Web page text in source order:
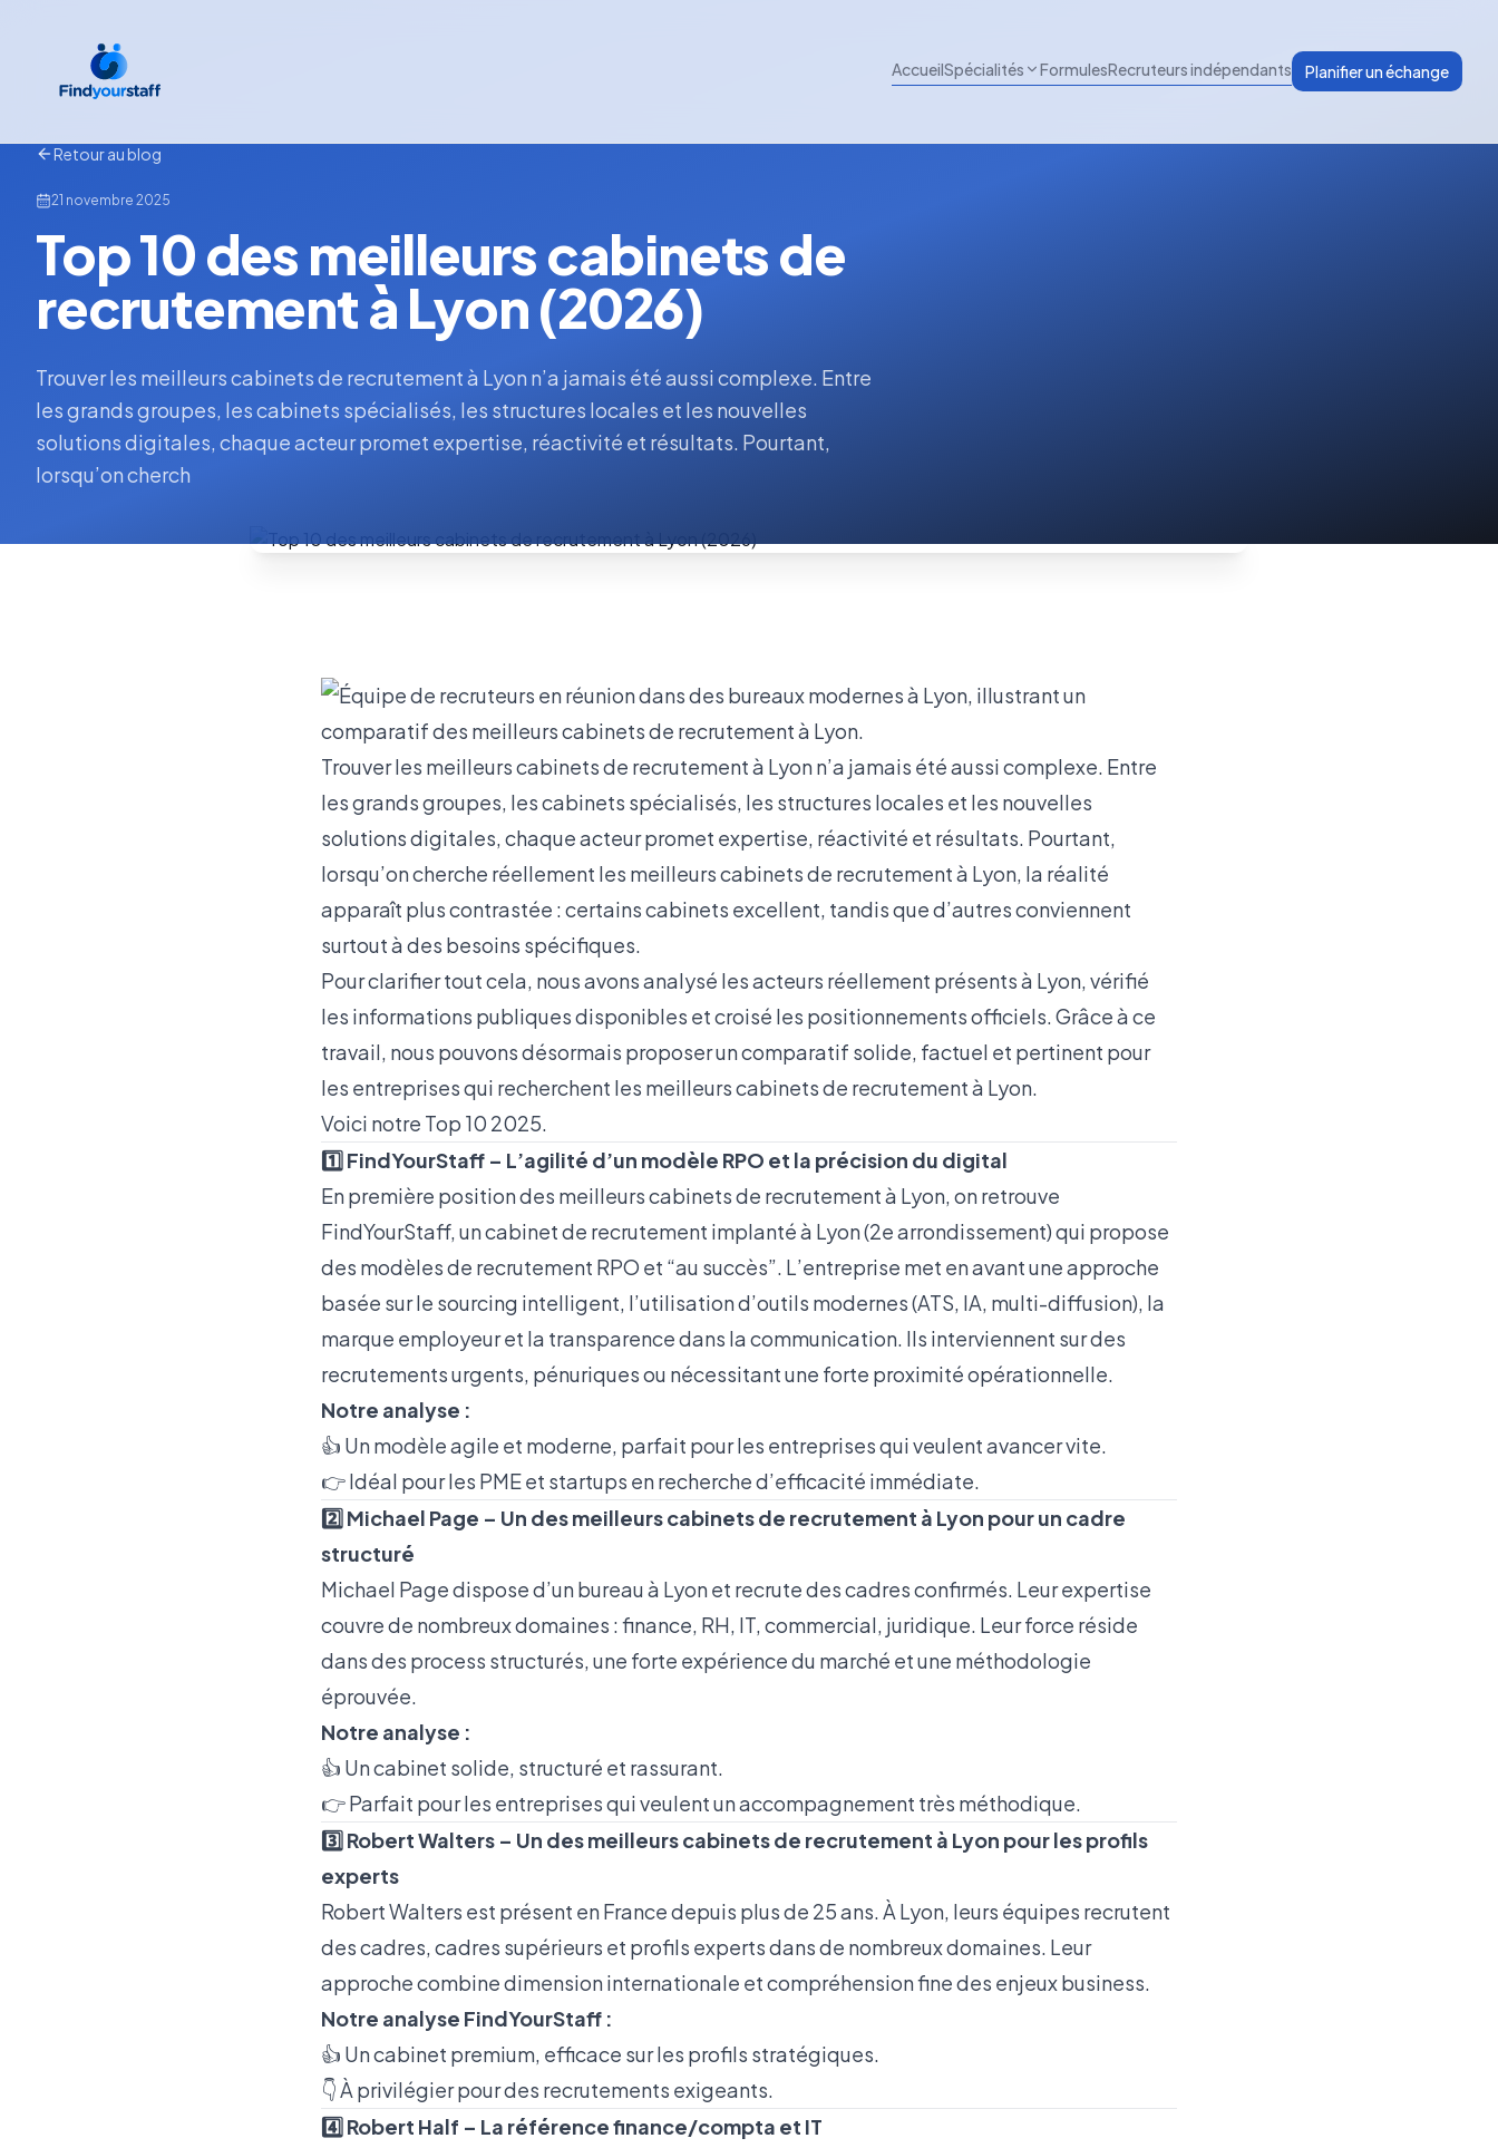
AccueilSpécialités FormulesRecruteurs indépendants Planifier un échange
Retour au blog
21 novembre 2025
Top 10 des meilleurs cabinets de
recrutement à Lyon (2026)
Trouver les meilleurs cabinets de recrutement à Lyon n’a jamais été aussi complexe. Entre
les grands groupes, les cabinets spécialisés, les structures locales et les nouvelles
solutions digitales, chaque acteur promet expertise, réactivité et résultats. Pourtant,
lorsqu’on cherch
Trouver les meilleurs cabinets de recrutement à Lyon n’a jamais été aussi complexe. Entre
les grands groupes, les cabinets spécialisés, les structures locales et les nouvelles
solutions digitales, chaque acteur promet expertise, réactivité et résultats. Pourtant,
lorsqu’on cherche réellement les meilleurs cabinets de recrutement à Lyon, la réalité
apparaît plus contrastée : certains cabinets excellent, tandis que d’autres conviennent
surtout à des besoins spécifiques.
Pour clarifier tout cela, nous avons analysé les acteurs réellement présents à Lyon, vérifié
les informations publiques disponibles et croisé les positionnements officiels. Grâce à ce
travail, nous pouvons désormais proposer un comparatif solide, factuel et pertinent pour
les entreprises qui recherchent les meilleurs cabinets de recrutement à Lyon.
Voici notre Top 10 2025.
1️⃣ FindYourStaff – L’agilité d’un modèle RPO et la précision du digital
En première position des meilleurs cabinets de recrutement à Lyon, on retrouve
FindYourStaff, un cabinet de recrutement implanté à Lyon (2e arrondissement) qui propose
des modèles de recrutement RPO et “au succès”. L’entreprise met en avant une approche
basée sur le sourcing intelligent, l’utilisation d’outils modernes (ATS, IA, multi-diffusion), la
marque employeur et la transparence dans la communication. Ils interviennent sur des
recrutements urgents, pénuriques ou nécessitant une forte proximité opérationnelle.
Notre analyse :
👍 Un modèle agile et moderne, parfait pour les entreprises qui veulent avancer vite.
👉 Idéal pour les PME et startups en recherche d’efficacité immédiate.
2️⃣ Michael Page – Un des meilleurs cabinets de recrutement à Lyon pour un cadre
structuré
Michael Page dispose d’un bureau à Lyon et recrute des cadres confirmés. Leur expertise
couvre de nombreux domaines : finance, RH, IT, commercial, juridique. Leur force réside
dans des process structurés, une forte expérience du marché et une méthodologie
éprouvée.
Notre analyse :
👍 Un cabinet solide, structuré et rassurant.
👉 Parfait pour les entreprises qui veulent un accompagnement très méthodique.
3️⃣ Robert Walters – Un des meilleurs cabinets de recrutement à Lyon pour les profils
experts
Robert Walters est présent en France depuis plus de 25 ans. À Lyon, leurs équipes recrutent
des cadres, cadres supérieurs et profils experts dans de nombreux domaines. Leur
approche combine dimension internationale et compréhension fine des enjeux business.
Notre analyse FindYourStaff :
👍 Un cabinet premium, efficace sur les profils stratégiques.
👇 À privilégier pour des recrutements exigeants.
4️⃣ Robert Half – La référence finance/compta et IT